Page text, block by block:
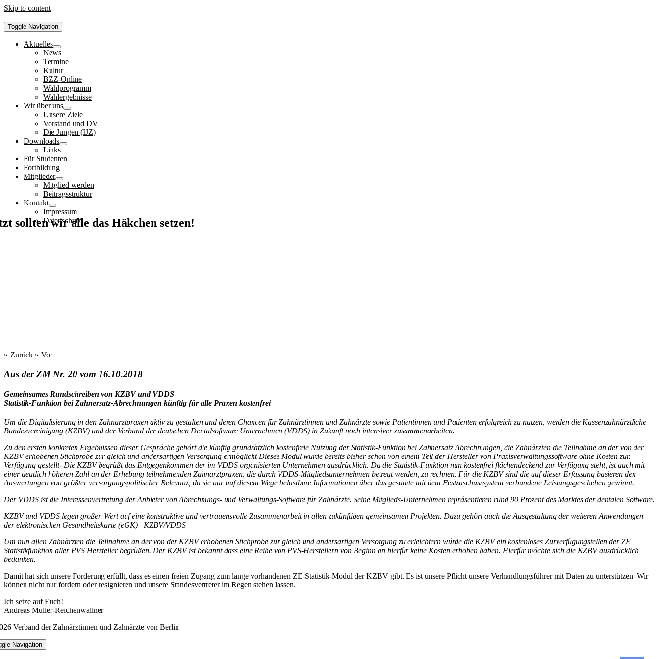
Skip to content
Toggle Navigation
Aktuelles
News
Termine
Kultur
BZZ-Online
Wahlprogramm
Wahlergebnisse
Wir über uns
Unsere Ziele
Vorstand und DV
Die Jungen (IJZ)
Downloads
Links
Für Studenten
Fortbildung
Mitglieder
Mitglied werden
Beitragsstruktur
Kontakt
Impressum
Datenschutz
sollten wir alle das Häkchen setzen!
Zurück Vor
Aus der ZM Nr. 20 vom 16.10.2018
Gemeinsames Rundschreiben von KZBV und VDDS
Statistik-Funktion bei Zahnersatz-Abrechnungen künftig für alle Praxen kostenfrei
Um die Digitalisierung in den Zahnarztpraxen aktiv zu gestalten und deren Chancen für Zahnärztinnen und Zahnärzte sowie Patientinnen und Patienten erfolgreich zu nutzen, werden die Kassenzahnärztliche
Bundesvereinigung (KZBV) und der Verband der deutschen Dentalsoftware Unternehmen (VDDS) in Zukunft noch intensiver zusammenarbeiten.
Zu den ersten konkreten Ergebnissen dieser Gespräche gehört die künftig grundsätzlich kostenfreie Nutzung der Statistik-Funktion bei Zahnersatz Abrechnungen, die Zahnärzten die Teilnahme an der von der
KZBV erhobenen Stichprobe zur gleich und andersartigen Versorgung ermöglicht Dieses Modul wurde bereits bisher schon von einem Teil der Hersteller von Praxisverwaltungssoftware ohne Kosten zur.
Verfügung gestellt- Die KZBV begrüßt das Entgegenkommen der im VDDS organisierten Unternehmen ausdrücklich. Da die Statistik-Funktion nun kostenfrei flächendeckend zur Verfügung steht, ist auch mit
einer deutlich höheren Zahl an der Erhebung teilnehmenden Zahnarztpraxen, die durch VDDS-Mitgliedsunternehmen betreut werden, zu rechnen. Für die KZBV sind die auf dieser Erfassung basieren den
Auswertungen von größter versorgungspolitischer Relevanz, da sie nur auf diesem Wege belastbare Informationen über das gesamte mit dem Festzuschusssystem verbundene Leistungsgeschehen gewinnt.
Der VDDS ist die Interessenvertretung der Anbieter von Abrechnungs- und Verwaltungs-Software für Zahnärzte. Seine Mitglieds-Unternehmen repräsentieren rund 90 Prozent des Marktes der dentalen Software.
KZBV und VDDS legen großen Wert auf eine konstruktive und vertrauensvolle Zusammenarbeit in allen zukünftigen gemeinsamen Projekten. Dazu gehört auch die Ausgestaltung der weiteren Anwendungen
der elektronischen Gesundheitskarte (eGK) KZBV/VDDS
Um nun allen Zahnärzten die Teilnahme an der von der KZBV erhobenen Stichprobe zur gleich und andersartigen Versorgung zu erleichtern würde die KZBV ein kostenloses Zurverfügungstellen der ZE
Statistikfunktion aller PVS Hersteller begrüßen. Der KZBV ist bekannt dass eine Reihe von PVS-Herstellern von Beginn an hierfür keine Kosten erhoben haben. Hierfür möchte sich die KZBV ausdrücklich
bedanken.
Damit hat sich unsere Forderung erfüllt, dass es einen freien Zugang zum lange vorhandenen ZE-Statistik-Modul der KZBV gibt. Es ist unsere Pflicht unsere Verhandlungsführer mit Daten zu unterstützen. Wir
können nicht nur fordern oder resignieren und unsere Standesvertreter im Regen stehen lassen.
Ich setze auf Euch!
Andreas Müller-Reichenwallner
Verband der Zahnärztinnen und Zahnärzte von Berlin
Navigation